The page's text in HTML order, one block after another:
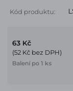
Kód produktu:
63 Kč
(52 Kč bez DPH)
Balení po 1 ks